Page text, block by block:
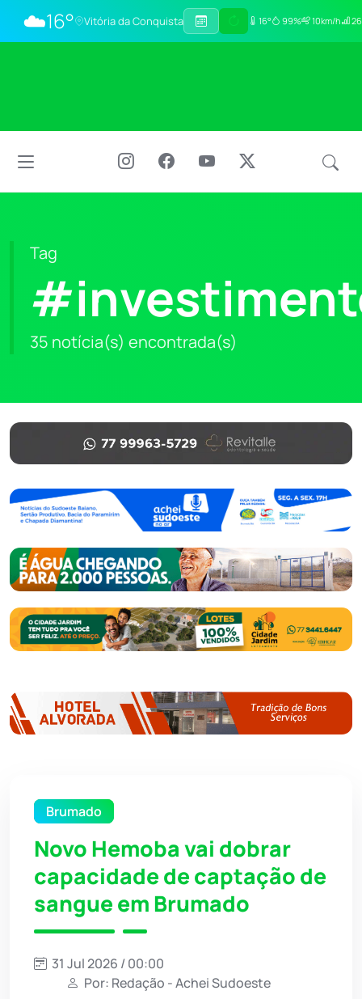
☁️16° Vitória da Conquista 16° 99% 10km/h
Tag
35 notícia(s) encontrada(s)
Brumado
Novo Hemoba vai dobrar
capacidade de captação de
sangue em Brumado
31 Jul 2026 / 00:00
Por: Redação - Achei Sudoeste